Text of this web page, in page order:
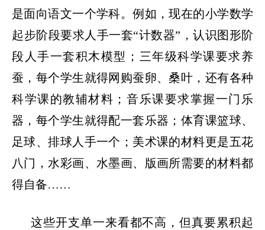
是面向语文一个学科。例如，现在的小学数学
起步阶段要求人手一套“计数器” ，认识图形阶
段人手一套积木模型；三年级科学课要求养
蚕，每个学生就得网购蚕卵、桑叶，还有各种
科学课的教辅材料；音乐课要求掌握一门乐
器，每个学生就得配一套乐器；体育课篮球、
足球、排球人手一个；美术课的材料更是五花
八门，水彩画、水墨画、版画所需要的材料都
得自备……
这些开支单一来看都不高，但真要累积起